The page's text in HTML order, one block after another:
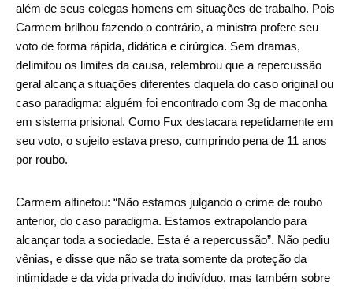
além de seus colegas homens em situações de trabalho. Pois
Carmem brilhou fazendo o contrário, a ministra profere seu
voto de forma rápida, didática e cirúrgica. Sem dramas,
delimitou os limites da causa, relembrou que a repercussão
geral alcança situações diferentes daquela do caso original ou
caso paradigma: alguém foi encontrado com 3g de maconha
em sistema prisional. Como Fux destacara repetidamente em
seu voto, o sujeito estava preso, cumprindo pena de 11 anos
por roubo.
Carmem alfinetou: “Não estamos julgando o crime de roubo
anterior, do caso paradigma. Estamos extrapolando para
alcançar toda a sociedade. Esta é a repercussão”. Não pediu
vênias, e disse que não se trata somente da proteção da
intimidade e da vida privada do indivíduo, mas também sobre